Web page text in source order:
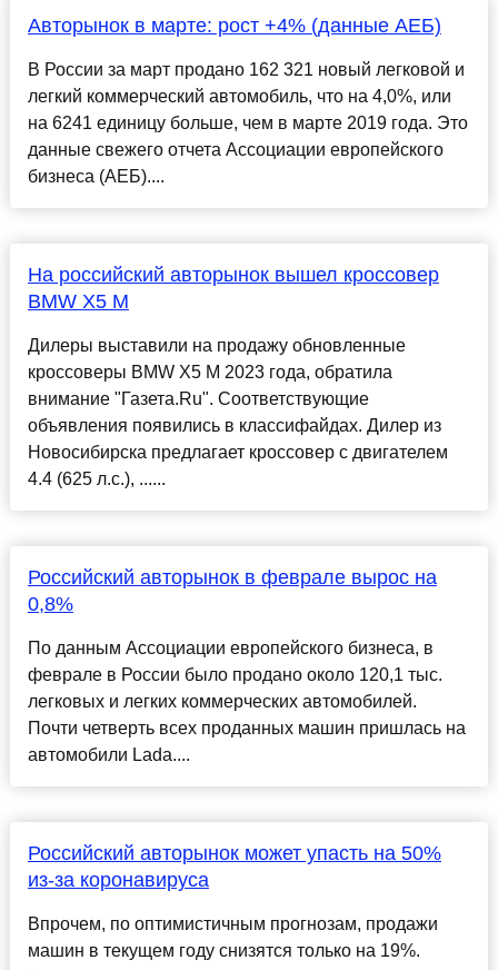
Авторынок в марте: рост +4% (данные АЕБ)
В России за март продано 162 321 новый легковой и
легкий коммерческий автомобиль, что на 4,0%, или
на 6241 единицу больше, чем в марте 2019 года. Это
данные свежего отчета Ассоциации европейского
бизнеса (АЕБ)....
На российский авторынок вышел кроссовер
BMW X5 M
Дилеры выставили на продажу обновленные
кроссоверы BMW X5 M 2023 года, обратила
внимание "Газета.Ru". Соответствующие
объявления появились в классифайдах. Дилер из
Новосибирска предлагает кроссовер с двигателем
4.4 (625 л.с.), ......
Российский авторынок в феврале вырос на
0,8%
По данным Ассоциации европейского бизнеса, в
феврале в России было продано около 120,1 тыс.
легковых и легких коммерческих автомобилей.
Почти четверть всех проданных машин пришлась на
автомобили Lada....
Российский авторынок может упасть на 50%
из-за коронавируса
Впрочем, по оптимистичным прогнозам, продажи
машин в текущем году снизятся только на 19%.